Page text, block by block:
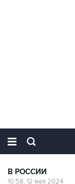
В РОССИИ
10:58, 12 мая 2024